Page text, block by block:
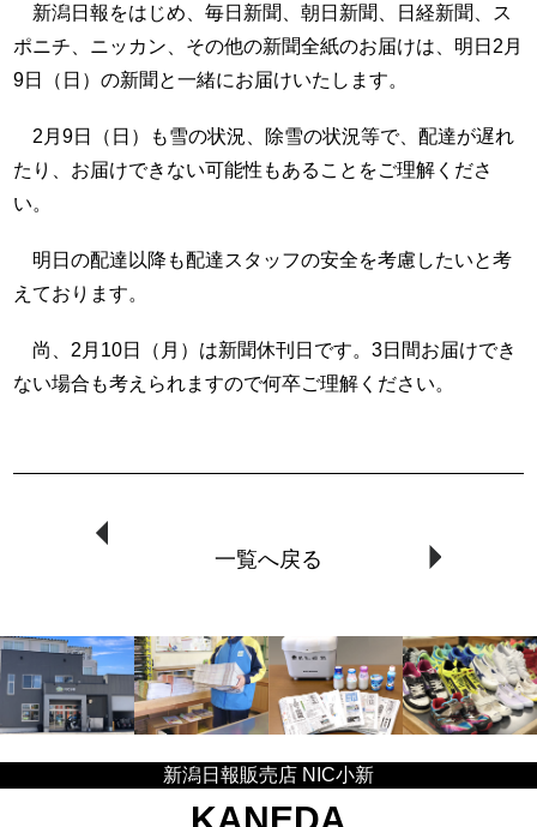
新潟日報をはじめ、毎日新聞、朝日新聞、日経新聞、ス
ポニチ、ニッカン、その他の新聞全紙のお届けは、明日2月
9日（日）の新聞と一緒にお届けいたします。
2月9日（日）も雪の状況、除雪の状況等で、配達が遅れ
たり、お届けできない可能性もあることをご理解くださ
い。
明日の配達以降も配達スタッフの安全を考慮したいと考
えております。
尚、2月10日（月）は新聞休刊日です。3日間お届けでき
ない場合も考えられますので何卒ご理解ください。
一覧へ戻る
新潟日報販売店 NIC小新
KANEDA